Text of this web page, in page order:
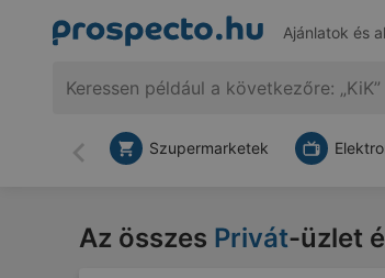
Ajánlatok és
Vissza
Szupermarketek
Az összes Privát-üzlet